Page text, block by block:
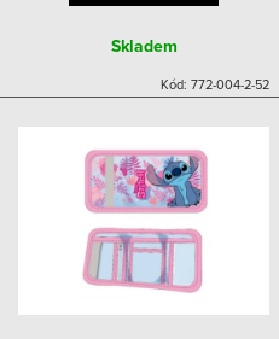
Skladem
Kód: 772-004-2-52